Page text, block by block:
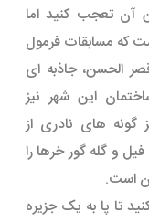
آن تعجب کنید اما
که مسابقات فرمول
الحسن، جاذبه ای
این شهر نیز
های نادری از
و گله گور خرها را
است.
تا پا به یک جزیره